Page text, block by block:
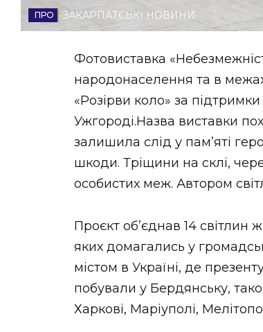
ВІДЕОЗАКАРПАТСЬКІ НОВИНИ
Фотовиставка
народонаселення та в
«Розірви коло» за
Ужгороді.Назва виставки
залишила слід у пам’яті
шкоди. Тріщини на склі,
особистих меж. Автором
Проєкт об’єднав 14 світлин
яких домагались у
містом в Україні, де
побували у Бердянську,
Харкові, Маріуполі,